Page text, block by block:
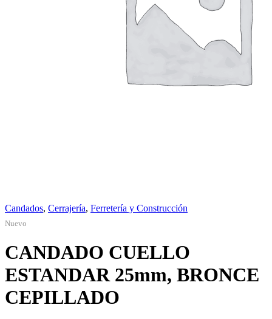
Candados, Cerrajería, Ferretería y Construcción
Nuevo
CANDADO CUELLO
ESTANDAR 25mm, BRONCE
CEPILLADO